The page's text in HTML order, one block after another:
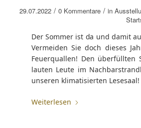
29.07.2022 / 0 Kommentare / in
Der Sommer ist da und damit
Vermeiden Sie doch dieses
Feuerquallen! Den überfüllten
lauten Leute im
unseren klimatisierten
Weiterlesen